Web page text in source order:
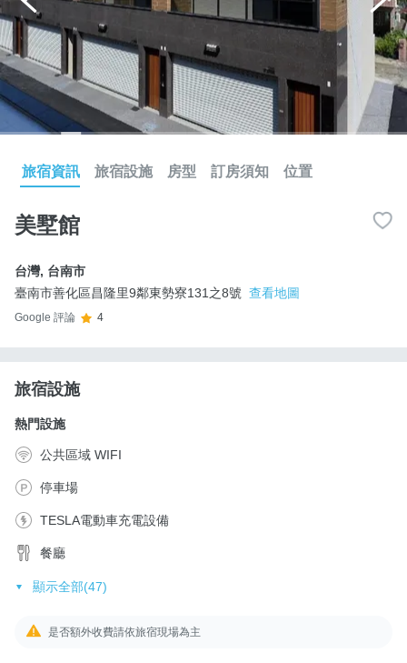
旅宿資訊 旅宿設施 房型 訂房須知 位置
美墅館
台灣, 台南市
臺南市善化區昌隆里9鄰東勢寮131之8號 查看地圖
Google 評論 4
旅宿設施
熱門設施
公共區域 WIFI
停車場
TESLA電動車充電設備
餐廳
顯示全部(47)
是否額外收費請依旅宿現場為主